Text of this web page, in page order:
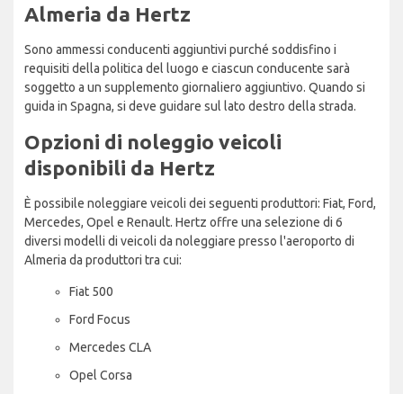
Almeria da Hertz
Sono ammessi conducenti aggiuntivi purché soddisfino i
requisiti della politica del luogo e ciascun conducente sarà
soggetto a un supplemento giornaliero aggiuntivo. Quando si
guida in Spagna, si deve guidare sul lato destro della strada.
Opzioni di noleggio veicoli
disponibili da Hertz
È possibile noleggiare veicoli dei seguenti produttori: Fiat, Ford,
Mercedes, Opel e Renault. Hertz offre una selezione di 6
diversi modelli di veicoli da noleggiare presso l'aeroporto di
Almeria da produttori tra cui:
Fiat 500
Ford Focus
Mercedes CLA
Opel Corsa